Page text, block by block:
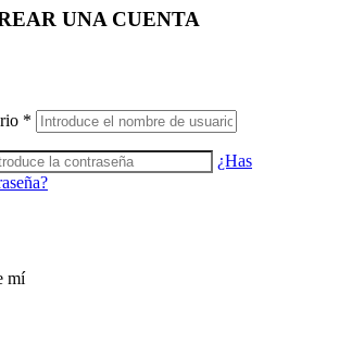
UNA CUENTA
*
¿Has
mí